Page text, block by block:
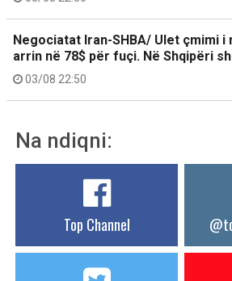
Negociatat Iran-SHBA/ Ulet çmimi
arrin në 78$ për fuçi. Në Shqipëri
03/08 22:50
Na ndiqni:
Top Channel